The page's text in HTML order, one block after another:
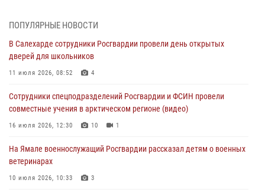
03 августа 2026, 07:21 2
Генерал-полковник Юрий Аверин выступил на Всероссийском
молодёжном образовательном форуме «Территория смыслов»
03 августа 2026, 06:54
Директор Росгвардии Герой России генерал армии Виктор Золотов
поздравил специалистов подразделений тыла с профессиональным
праздником
Сотрудники СОБР «Варк» повышают боевое мастерство на Ямале
30 июля 2026, 09:34 1
ПОПУЛЯРНЫЕ НОВОСТИ
В Салехарде сотрудники Росгвардии провели день открытых
дверей для школьников
11 июля 2026, 08:52 4
Сотрудники спецподразделений Росгвардии и ФСИН провели
совместные учения в арктическом регионе (видео)
16 июля 2026, 12:30 10 1
На Ямале военнослужащий Росгвардии рассказал детям о военных
ветеринарах
10 июля 2026, 10:33 3